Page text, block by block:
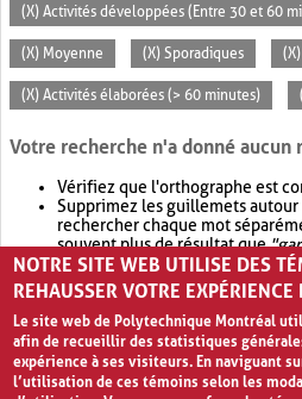
(X) Activités développées (Entre 30 et 60
(X) Moyenne (X) Sporadiques
(X) Activités élaborées (> 60 minutes)
Votre recherche n'a donné aucun
Vérifiez que l'orthographe est
Supprimez les guillemets autour
rechercher chaque mot
souvent plus de résultat que
Envisagez d'élargir votre
retournera souvent plus de
NOTRE SITE WEB UTILISE DES
REHAUSSER VOTRE
Le site web de Polytechnique Montréal
afin de recueillir des statistiques
expérience à ses visiteurs. En naviguant
l’utilisation de ces témoins selon les